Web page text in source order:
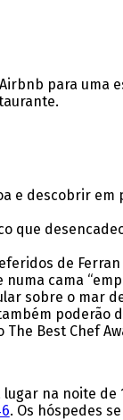
para uma
e descobrir
que
de
cama
sobre o mar
Best Chef
lugar na noite
. Os hóspedes